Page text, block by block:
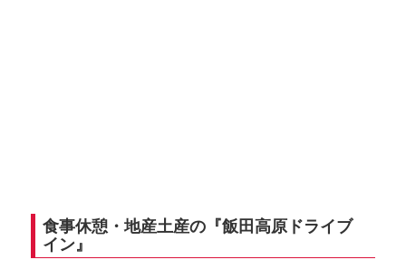
食事休憩・地産土産の『飯田高原ドライブ
イン』